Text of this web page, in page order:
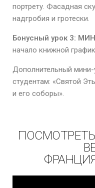
портрету. Фасадная
надгробия и гротески.
Бонусный урок 3:
начало книжной
Дополнительный
студентам: «Святой
и его соборы».